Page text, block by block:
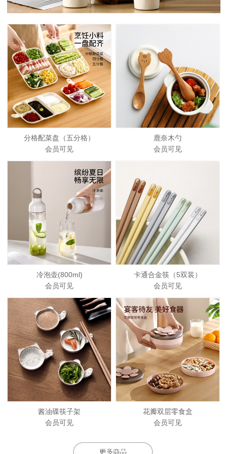
分格配菜盘（五分格）
会员可见
鹿奈木勺
会员可见
冷泡壶(800ml)
会员可见
卡通合金筷（5双装）
会员可见
酱油碟筷子架
会员可见
花瓣双层零食盒
会员可见